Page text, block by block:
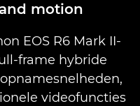
motion
EOS R6 Mark II-
frame hybride
videofuncties